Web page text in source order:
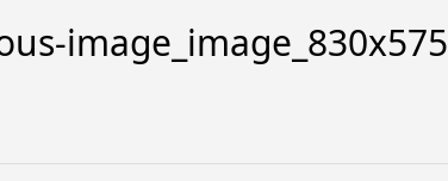
image_image_830x575